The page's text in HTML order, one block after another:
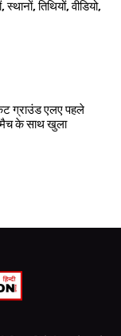
तिथियों, वीडियो,
ग्राउंड एलए पहले
के साथ खुला